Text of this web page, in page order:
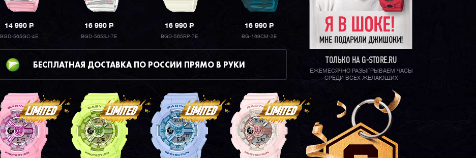
14 990P
BGD-565GC-4E
16 990P
BGD-565SJ-7E
16 990P
BGD-565RP-7E
16 990P
BG-169CM-2E
БЕСПЛАТНАЯ ДОСТАВКА ПО РОССИИ ПРЯМО В РУКИ ТОЛЬКО НА G-STORE.RU
ЕЖЕМЕСЯЧНО РАЗЫГРЫВАЕМ ЧАСЫ
СРЕДИ ВСЕХ ЖЕЛАЮЩИХ